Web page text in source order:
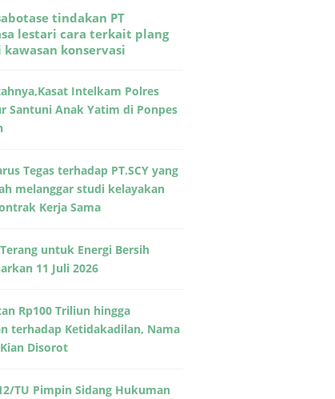
tindakan PT
lestari cara terkait plang
konservasi
Intelkam Polres
Santuni Anak Yatim di Ponpes
Tegas terhadap PT.SCY yang
melanggar studi kelayakan
Kerja Sama
untuk Energi Bersih
11 Juli 2026
Rp100 Triliun hingga
terhadap Ketidakadilan, Nama
Disorot
TU Pimpin Sidang Hukuman